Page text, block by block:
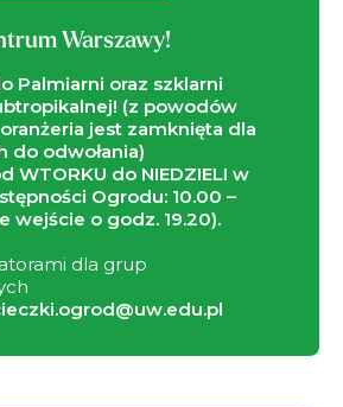
Warszawy!
Palmiarni oraz szklarni
(z powodów
jest zamknięta dla
do odwołania)
WTORKU do NIEDZIELI w
Ogrodu: 10.00 –
wejście o godz. 19.20).
dla grup